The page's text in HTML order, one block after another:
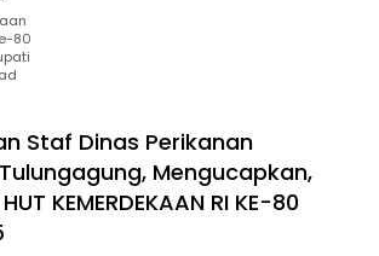
80
Staf Dinas Perikanan
Mengucapkan,
KEMERDEKAAN RI KE-80